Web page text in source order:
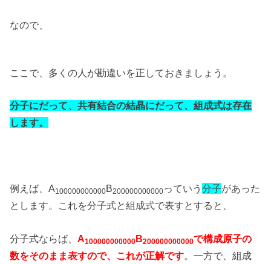
なので、
ここで、多くの人が勘違いを正しておきましょう。
分子にだって、共有結合の結晶にだって、組成式は存在
します。
例えば、A100000000000B200000000000っていう分子があった
とします。これを分子式と組成式で表すとすると、
分子式ならば、 A100000000000B200000000000で構成原子の
数をそのまま表すので、これが正解です 。一方で、組成